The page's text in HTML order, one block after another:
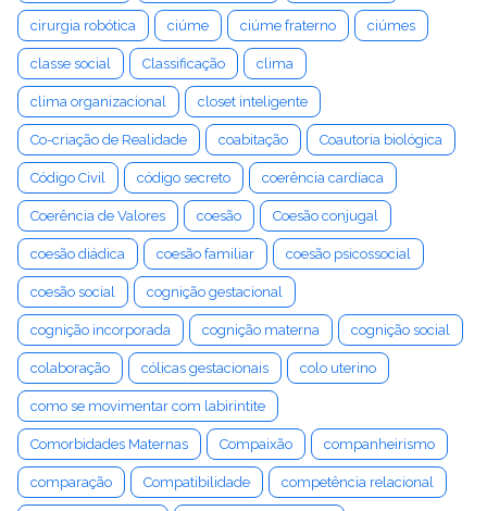
cirurgia robótica ciúme ciúme fraterno ciúmes
classe social Classificação clima
clima organizacional closet inteligente
Co-criação de Realidade coabitação Coautoria biológica
Código Civil código secreto coerência cardíaca
Coerência de Valores coesão Coesão conjugal
coesão diádica coesão familiar coesão psicossocial
coesão social cognição gestacional
cognição incorporada cognição materna cognição social
colaboração cólicas gestacionais colo uterino
como se movimentar com labirintite
Comorbidades Maternas Compaixão companheirismo
comparação Compatibilidade competência relacional